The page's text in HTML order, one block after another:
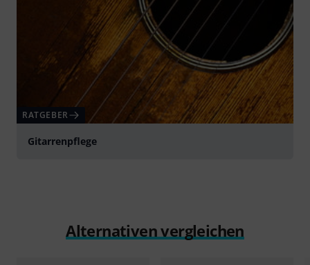
RATGEBER
Gitarrenpflege
Alternativen vergleichen